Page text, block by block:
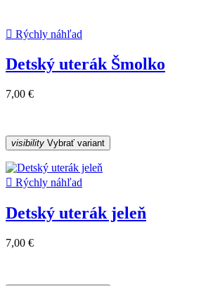
 Rýchly náhľad
Detský uterák Šmolko
7,00 €
visibility Vybrať variant
 Rýchly náhľad
Detský uterák jeleň
7,00 €